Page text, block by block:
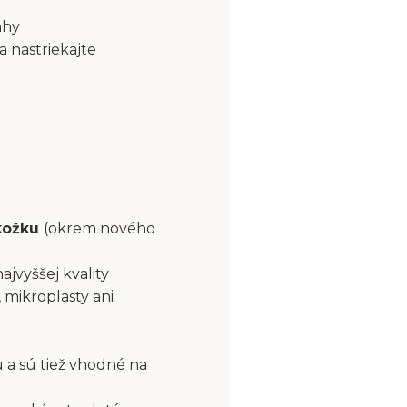
nastriekajte
(okrem nového
kvality
ani
sú tiež vhodné na